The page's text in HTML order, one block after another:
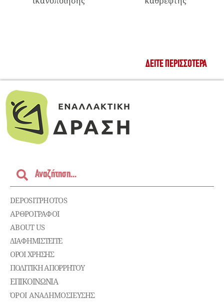
ΔΕΊΤΕ ΠΕΡΙΣΣΌΤΕΡΑ
DEPOSITPHOTOS
ΑΡΘΡΟΓΡΑΦΟΙ
ABOUT US
ΔΙΑΦΗΜΙΣΤΕΊΤΕ
ΌΡΟΙ ΧΡΉΣΗΣ
ΠΟΛΙΤΙΚΉ ΑΠΟΡΡΉΤΟΥ
ΕΠΙΚΟΙΝΩΝΊΑ
ΌΡΟΙ ΑΝΑΔΗΜΟΣΙΕΥΣΗΣ